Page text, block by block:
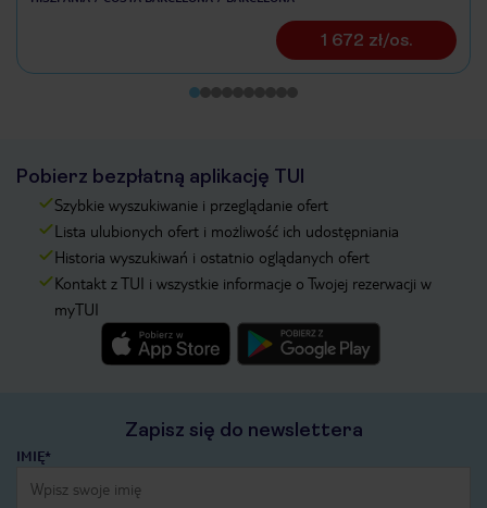
1 672 zł/os.
Pobierz bezpłatną aplikację TUI
Szybkie wyszukiwanie i przeglądanie ofert
Lista ulubionych ofert i możliwość ich udostępniania
Historia wyszukiwań i ostatnio oglądanych ofert
Kontakt z TUI i wszystkie informacje o Twojej rezerwacji w
myTUI
Zapisz się do newslettera
IMIĘ*